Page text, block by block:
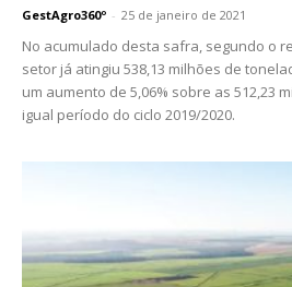
GestAgro360º - 25 de janeiro de 2021
No acumulado desta safra, segundo o
setor já atingiu 538,13 milhões de
um aumento de 5,06% sobre as 512,23
igual período do ciclo 2019/2020.